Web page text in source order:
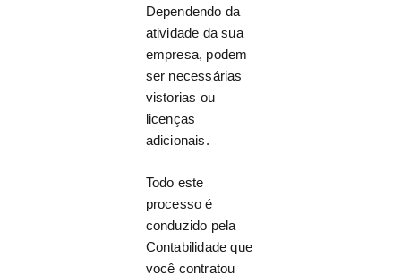
Dependendo da
atividade da sua
empresa, podem
ser necessárias
vistorias ou
licenças
adicionais.
Todo este
processo é
conduzido pela
Contabilidade que
você contratou